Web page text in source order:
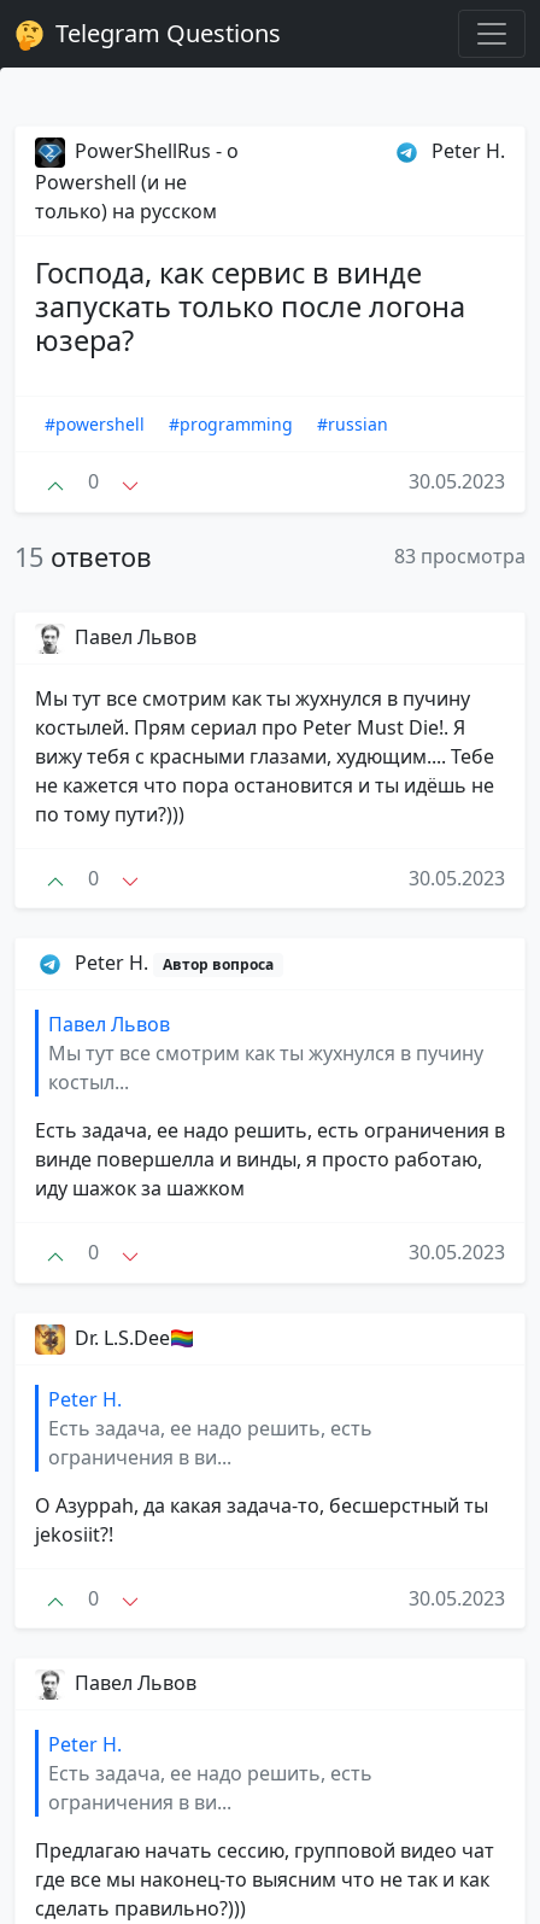
Telegram Questions
PowerShellRus - о
Powershell (и не
только) на русском
Peter H.
Господа, как сервис в винде
запускать только после логона
юзера?
#powershell #programming #russian
0 30.05.2023
15 ответов 83 просмотра
Павел Львов
Мы тут все смотрим как ты жухнулся в пучину
костылей. Прям сериал про Peter Must Die!. Я
вижу тебя с красными глазами, худющим.... Тебе
не кажется что пора остановится и ты идёшь не
по тому пути?)))
0 30.05.2023
Peter H. Автор вопроса
Павел Львов
Мы тут все смотрим как ты жухнулся в пучину
костыл...
Есть задача, ее надо решить, есть ограничения в
винде повершелла и винды, я просто работаю,
иду шажок за шажком
0 30.05.2023
Dr. L.S.Dee🏳‍🌈
Peter H.
Есть задача, ее надо решить, есть
ограничения в ви...
О Азурраh, да какая задача-то, бесшерстный ты
jekosiit?!
0 30.05.2023
Павел Львов
Peter H.
Есть задача, ее надо решить, есть
ограничения в ви...
Предлагаю начать сессию, групповой видео чат
где все мы наконец-то выясним что не так и как
сделать правильно?)))